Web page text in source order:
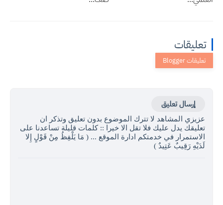
تعليقات
إرسال تعليق
عزيزي المشاهد لا تترك الموضوع بدون تعليق وتذكر ان
تعليقك يدل عليك فلا تقل الا خيرا :: كلمات قليلة تساعدنا على
الاستمرار في خدمتكم ادارة الموقع ... ( مَا يَلْفِظُ مِنْ قَوْلٍ إِلا
لَدَيْهِ رَقِيبٌ عَتِيدٌ )